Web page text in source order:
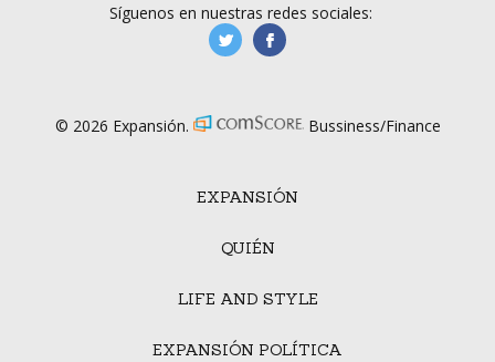
EXPANSIÓN
QUIÉN
LIFE AND STYLE
EXPANSIÓN POLÍTICA
Síguenos en nuestras redes sociales:
manufacturaGE
© 2026 Expansión. Bussiness/Finance